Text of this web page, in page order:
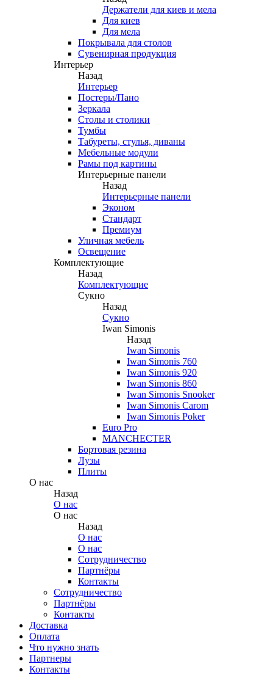
Держатели для киев и мела
Для киев
Для мела
Покрывала для столов
Сувенирная продукция
Интерьер
Назад
Интерьер
Постеры/Пано
Зеркала
Столы и столики
Тумбы
Табуреты, стулья, диваны
Мебельные модули
Рамы под картины
Интерьерные панели
Назад
Интерьерные панели
Эконом
Стандарт
Премиум
Уличная мебель
Освещение
Комплектующие
Назад
Комплектующие
Сукно
Назад
Сукно
Iwan Simonis
Назад
Iwan Simonis
Iwan Simonis 760
Iwan Simonis 920
Iwan Simonis 860
Iwan Simonis Snooker
Iwan Simonis Carom
Iwan Simonis Poker
Euro Pro
MANCHECTER
Бортовая резина
Лузы
Плиты
О нас
Назад
О нас
О нас
Назад
О нас
О нас
Сотрудничество
Партнёры
Контакты
Сотрудничество
Партнёры
Контакты
Доставка
Оплата
Что нужно знать
Партнеры
Контакты